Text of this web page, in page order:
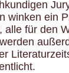
winken ein
alle für den